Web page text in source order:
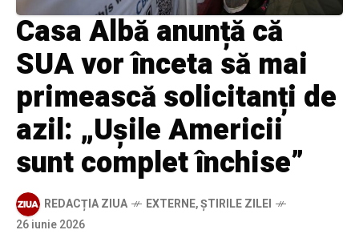
Casa Albă anunță că
SUA vor înceta să mai
primească solicitanți de
azil: „Ușile Americii
sunt complet închise”
REDACȚIA ZIUA EXTERNE,ȘTIRILE ZILEI
26 iunie 2026